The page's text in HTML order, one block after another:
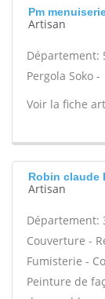
Pm
Artisan
Département:
Pergola Soko -
Voir la fiche
Robin claude
Artisan
Département:
Couverture -
Fumisterie -
Peinture de